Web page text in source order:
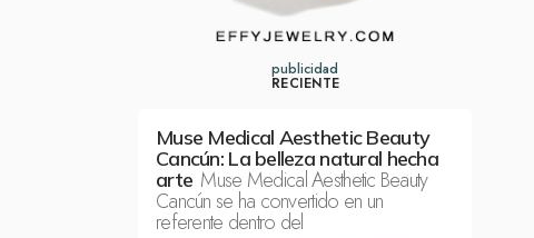
publicidad
RECIENTE
Muse Medical Aesthetic Beauty
Cancún: La belleza natural hecha
arte Muse Medical Aesthetic Beauty
Cancún se ha convertido en un
referente dentro del